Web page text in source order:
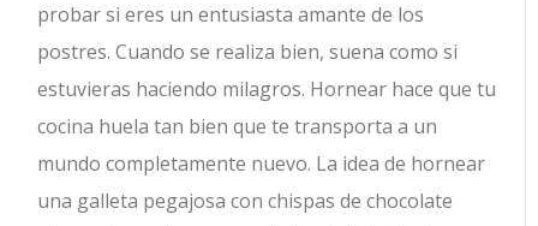
probar si eres un entusiasta amante de los
postres. Cuando se realiza bien, suena como si
estuvieras haciendo milagros. Hornear hace que tu
cocina huela tan bien que te transporta a un
mundo completamente nuevo. La idea de hornear
una galleta pegajosa con chispas de chocolate